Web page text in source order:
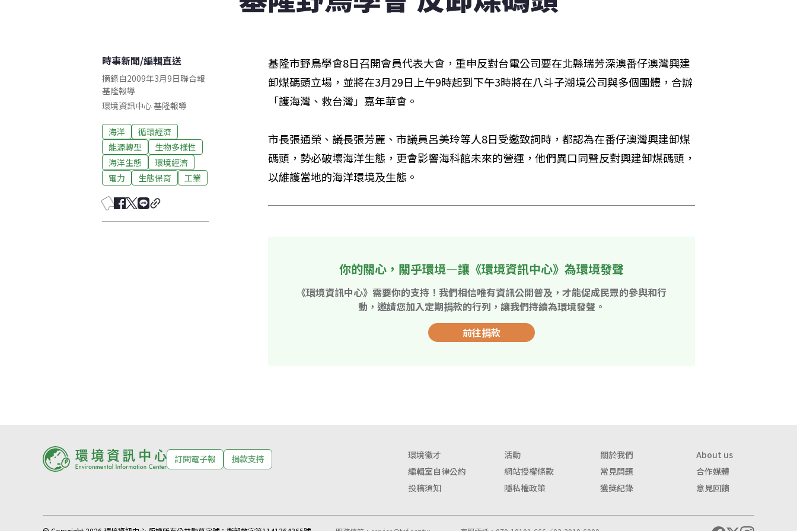
時事新聞/編輯直送
摘錄自2009年3月9日聯合報
基隆報導
環境資訊中心基隆報導
海洋
循環經濟
能源轉型
生物多樣性
海洋生態
環境經濟
電力
生態保育 工業
基隆市野鳥學會8日召開會員代表大會，重申反對台電公司要在北縣瑞芳深澳番仔澳灣興建
卸煤碼頭立場，並將在3月29日上午9時起到下午3時將在八斗子潮境公司與多個團體，合辦
「護海灣、救台灣」嘉年華會。
市長張通榮、議長張芳麗、市議員呂美玲等人8日受邀致詞時，都認為在番仔澳灣興建卸煤
碼頭，勢必破壞海洋生態，更會影響海科館未來的營運，他們異口同聲反對興建卸煤碼頭，
以維護當地的海洋環境及生態。
你的關心，關乎環境—讓《環境資訊中心》為環境發聲
《環境資訊中心》需要你的支持！我們相信唯有資訊公開普及，才能促成民眾的參與和行
動，邀請您加入定期捐款的行列，讓我們持續為環境發聲。
前往捐款
訂閱電子報 捐款支持 環境徵才 活動 關於我們
About us
編輯室自律公約
網站授權條款 常見問題
合作媒體
投稿須知
隱私權政策 獲獎紀錄 意見回饋